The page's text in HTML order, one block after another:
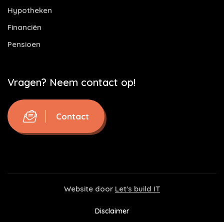
Hypotheken
Financiën
Pensioen
Vragen? Neem contact op!
Contact
Website door Let's build IT
Disclaimer